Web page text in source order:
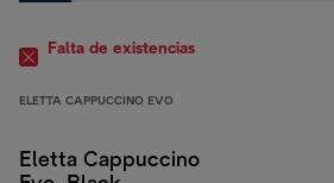
Falta de existencias
ELETTA CAPPUCCINO EVO
Eletta Cappuccino